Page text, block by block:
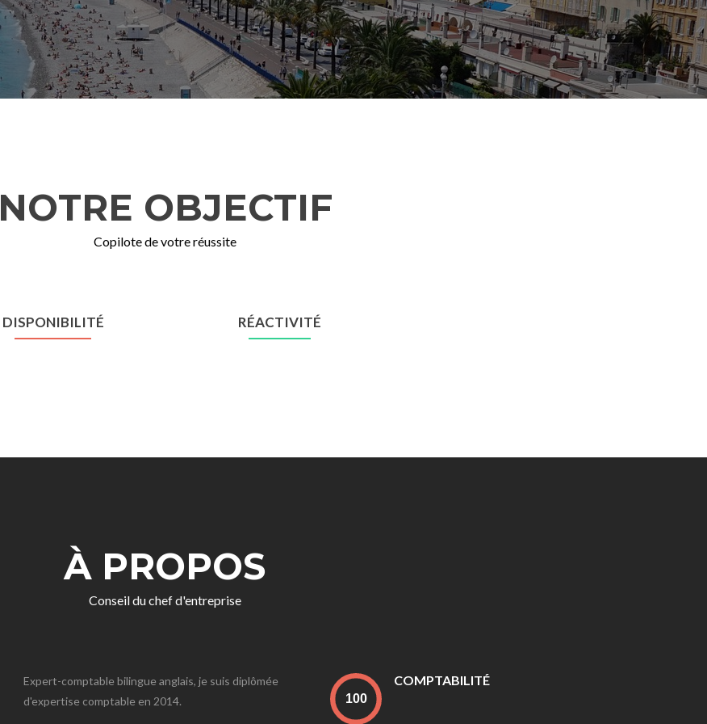
NOTRE OBJECTIF
Copilote de votre réussite
DISPONIBILITÉ RÉACTIVITÉ
À PROPOS
Conseil du chef d'entreprise
Expert-comptable bilingue anglais, je suis diplômée
d'expertise comptable en 2014.
COMPTABILITÉ